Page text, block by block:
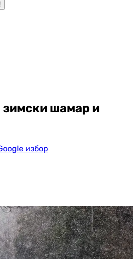
шамар и
избор